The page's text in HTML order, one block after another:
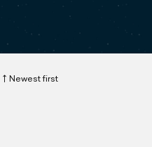
Newest first